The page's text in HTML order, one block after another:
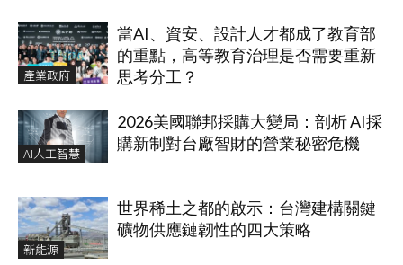
產業政府
當AI、資安、設計人才都成了教育部
的重點，高等教育治理是否需要重新
思考分工？
AI人工智慧
2026美國聯邦採購大變局：剖析 AI採
購新制對台廠智財的營業秘密危機
新能源
世界稀土之都的啟示：台灣建構關鍵
礦物供應鏈韌性的四大策略